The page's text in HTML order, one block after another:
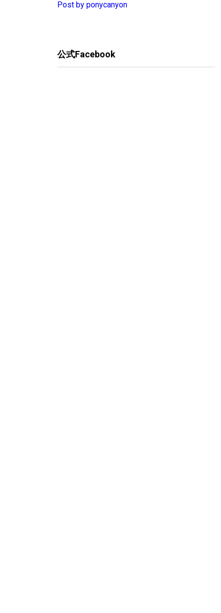
Post by ponycanyon
公式Facebook